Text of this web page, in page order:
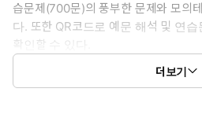
습문제(700문)의 풍부한 문제와 모의
다. 또한 QR코드로 예문 해석 및 연
확인할 수 있다.
본책은 에서는 학습우선도로 나눈
더보기